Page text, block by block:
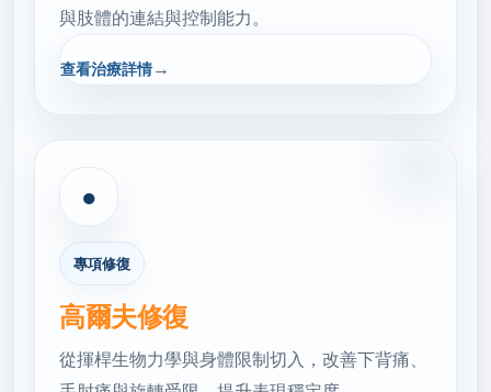
與肢體的連結與控制能力。
查看治療詳情→
●
專項修復
高爾夫修復
從揮桿生物力學與身體限制切入，改善下背痛、